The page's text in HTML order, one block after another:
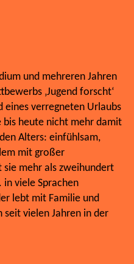
und mehreren Jahren
‚Jugend forscht‘
eines verregneten Urlaubs
bis heute nicht mehr damit
Alters: einfühlsam,
mit großer
sie mehr als zweihundert
viele Sprachen
lebt mit Familie und
seit vielen Jahren in der